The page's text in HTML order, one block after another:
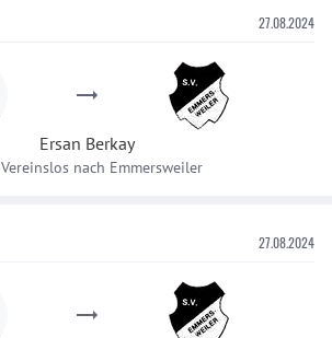
27.08.2024
Ersan Berkay
Vereinslos nach Emmersweiler
27.08.2024